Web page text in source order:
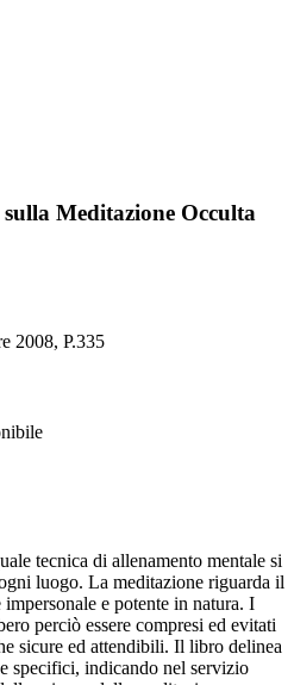
Meditazione Occulta
2008, P.335
tecnica di allenamento mentale si
luogo. La meditazione riguarda il
e potente in natura. I
perciò essere compresi ed evitati
sicure ed attendibili. Il libro delinea
specifici, indicando nel servizio